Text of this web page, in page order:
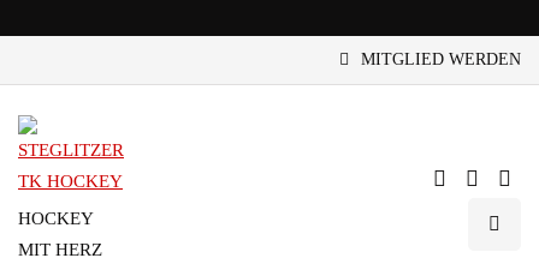
MITGLIED WERDEN
HOCKEY
MIT HERZ